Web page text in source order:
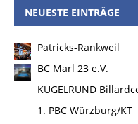
NEUESTE EINTRÄGE
Patricks-Rankweil
BC Marl 23 e.V.
KUGELRUND
1. PBC Würzburg/KT